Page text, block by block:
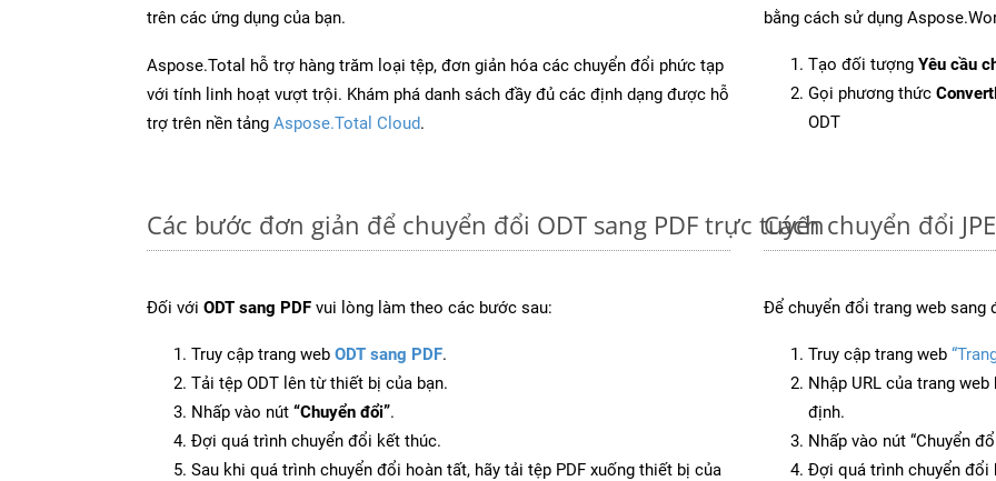
trên các ứng dụng của bạn.
Aspose.Total hỗ trợ hàng trăm loại tệp, đơn giản hóa các chuyển đổi phức tạp
với tính linh hoạt vượt trội. Khám phá danh sách đầy đủ các định dạng được hỗ
trợ trên nền tảng Aspose.Total Cloud.
bằng cách sử dụng
Tạo đối tượng Yêu cầu
Gọi phương thức
ODT
Các bước đơn giản để chuyển đổi ODT sang PDF trực tuyến
Đối với ODT sang PDF vui lòng làm theo các bước sau:
Truy cập trang web ODT sang PDF.
Tải tệp ODT lên từ thiết bị của bạn.
Nhấp vào nút “Chuyển đổi”.
Đợi quá trình chuyển đổi kết thúc.
Sau khi quá trình chuyển đổi hoàn tất, hãy tải tệp PDF xuống thiết bị của
Cách chuyển đổi
Để chuyển đổi trang web sang
Truy cập trang web
Nhập URL của trang
định.
Nhấp vào nút “Chuyển
Đợi quá trình chuyển đổi